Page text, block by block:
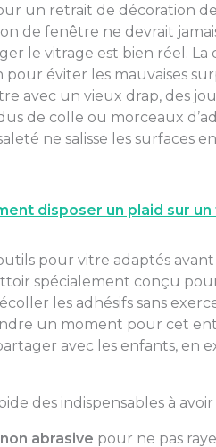
un retrait de décoration
de fenêtre ne devrait
le vitrage est bien réel.
pour éviter les mauvaises
avec un vieux drap, des
de colle ou morceaux
ne salisse les surfaces
disposer un plaid sur
pour vitre adaptés
spécialement conçu
les adhésifs sans
un moment pour cet
avec les enfants, en
des indispensables à avoir
abrasive pour ne pas